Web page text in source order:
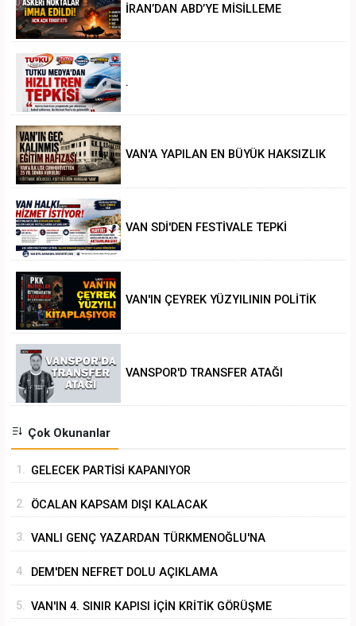
İRAN’DAN ABD’YE MİSİLLEME
.
VAN'A YAPILAN EN BÜYÜK HAKSIZLIK
VAN SDİ'DEN FESTİVALE TEPKİ
VAN'IN ÇEYREK YÜZYILININ POLİTİK
VANSPOR'D TRANSFER ATAĞI
Çok Okunanlar
1. GELECEK PARTİSİ KAPANIYOR
2. ÖCALAN KAPSAM DIŞI KALACAK
3. VANLI GENÇ YAZARDAN TÜRKMENOĞLU'NA
4. DEM'DEN NEFRET DOLU AÇIKLAMA
5. VAN'IN 4. SINIR KAPISI İÇİN KRİTİK GÖRÜŞME